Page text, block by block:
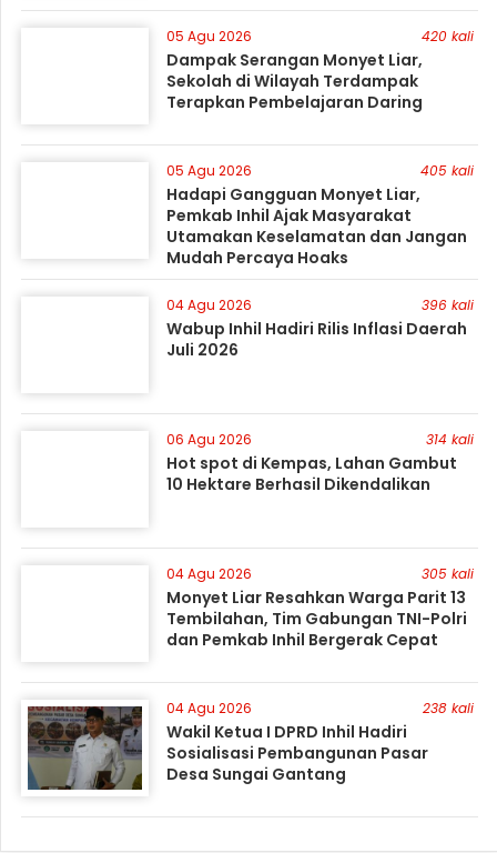
05 Agu 2026 420 kali
Dampak Serangan Monyet Liar,
Sekolah di Wilayah Terdampak
Terapkan Pembelajaran Daring
05 Agu 2026 405 kali
Hadapi Gangguan Monyet Liar,
Pemkab Inhil Ajak Masyarakat
Utamakan Keselamatan dan Jangan
Mudah Percaya Hoaks
04 Agu 2026 396 kali
Wabup Inhil Hadiri Rilis Inflasi Daerah
Juli 2026
06 Agu 2026 314 kali
Hot spot di Kempas, Lahan Gambut
10 Hektare Berhasil Dikendalikan
04 Agu 2026 305 kali
Monyet Liar Resahkan Warga Parit 13
Tembilahan, Tim Gabungan TNI-Polri
dan Pemkab Inhil Bergerak Cepat
04 Agu 2026 238 kali
Wakil Ketua I DPRD Inhil Hadiri
Sosialisasi Pembangunan Pasar
Desa Sungai Gantang